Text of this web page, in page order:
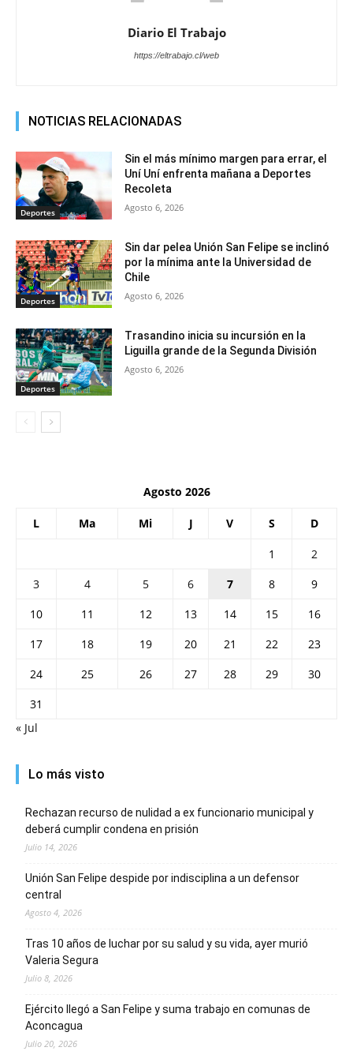
Diario El Trabajo
https://eltrabajo.cl/web
NOTICIAS RELACIONADAS
Deportes
Sin el más mínimo margen para errar, el
Uní Uní enfrenta mañana a Deportes
Recoleta
Agosto 6, 2026
Deportes
Sin dar pelea Unión San Felipe se inclinó
por la mínima ante la Universidad de
Chile
Agosto 6, 2026
Deportes
Trasandino inicia su incursión en la
Liguilla grande de la Segunda División
Agosto 6, 2026
Agosto 2026
L Ma Mi J V S D
1
2
3
4 5 6 7 8
9
10
11 12 13 14 15
16
17
18 19 20 21 22
23
24
25 26 27 28 29
30
31
« Jul
Lo más visto
Rechazan recurso de nulidad a ex funcionario municipal y
deberá cumplir condena en prisión
Julio 14, 2026
Unión San Felipe despide por indisciplina a un defensor
central
Agosto 4, 2026
Tras 10 años de luchar por su salud y su vida, ayer murió
Valeria Segura
Julio 8, 2026
Ejército llegó a San Felipe y suma trabajo en comunas de
Aconcagua
Julio 20, 2026